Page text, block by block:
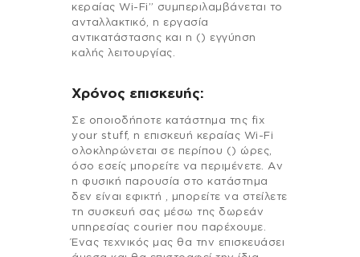
κεραίας Wi-Fi” συμπεριλαμβάνεται το
ανταλλακτικό, η εργασία
αντικατάστασης και η () εγγύηση
καλής λειτουργίας.
Χρόνος επισκευής:
Σε οποιοδήποτε κατάστημα της fix
your stuff, η επισκευή κεραίας Wi-Fi
ολοκληρώνεται σε περίπου () ώρες,
όσο εσείς μπορείτε να περιμένετε. Αν
η φυσική παρουσία στο κατάστημα
δεν είναι εφικτή , μπορείτε να στείλετε
τη συσκευή σας μέσω της δωρεάν
υπηρεσίας courier που παρέχουμε.
Ένας τεχνικός μας θα την επισκευάσει